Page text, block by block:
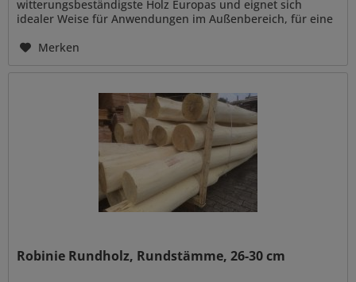
witterungsbeständigste Holz Europas und eignet sich
idealer Weise für Anwendungen im Außenbereich, für eine
Merken
Robinie Rundholz, Rundstämme, 26-30 cm